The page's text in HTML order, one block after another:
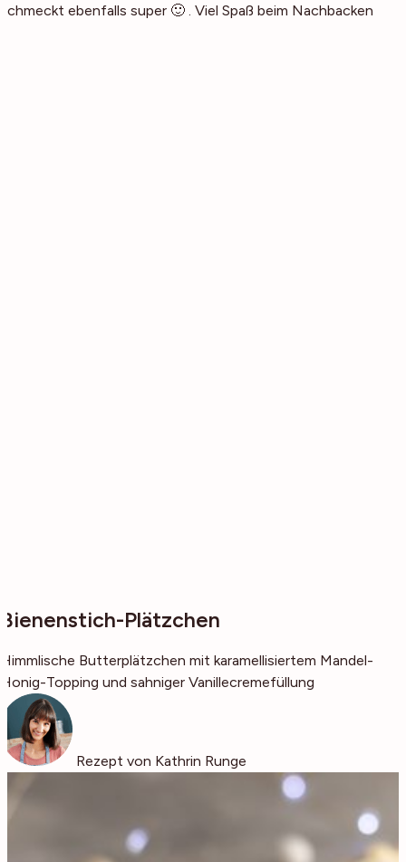
schmeckt ebenfalls super 🙂 . Viel Spaß beim Nachbacken
Bienenstich-Plätzchen
Himmlische Butterplätzchen mit karamellisiertem Mandel-
Honig-Topping und sahniger Vanillecremefüllung
Rezept von Kathrin Runge